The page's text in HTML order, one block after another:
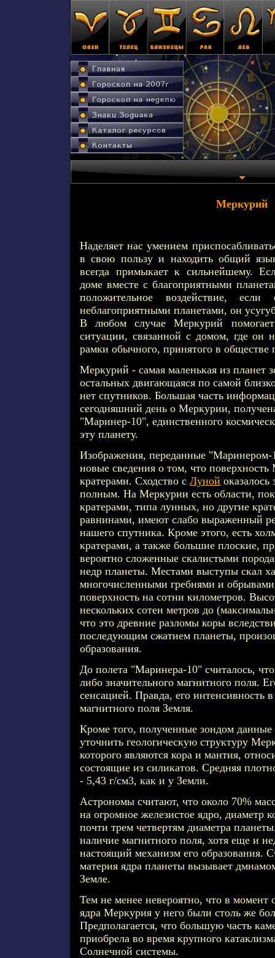
Меркурий
Hаделяет нас умением
в свою пользу и находить общий
всегда примыкает к сильнейшему.
доме вместе с благоприятными
положительное воздействие,
неблагоприятными планетами, он
В любом случае Меркурий
ситуации, связанной с домом, где он
рамки обычного, принятого в обществе
Меркурий - самая маленькая из планет
остальных двигающаяся по самой
нет спутников. Большая часть
сегодняшний день о Меркурии,
"Маринер-10", единственного
эту планету.
Изображения, переданные "Маринером-
новые сведения о том, что
кратерами. Сходство с Луной
полным. На Меркурии есть области,
кратерами, типа лунных, но другие
равнинами, имеют слабо выраженный
нашего спутника. Кроме этого, есть
кратерами, а также большие плоские,
вероятно сложенные скалистыми
недр планеты. Местами выступы скал
многочисленными гребнями и
поверхность на сотни километров.
нескольких сотен метров до
что это древние разломы коры
последующим сжатием планеты,
образования.
До полета "Маринера-10" считалось,
либо значительного магнитного поля.
сенсацией. Правда, его интенсивность
магнитного поля Земля.
Кроме того, полученные зондом
уточнить геологическую структуру
которого являются кора и мантия,
состоящие из силикатов. Средняя
- 5,43 г/см3, как и у Земли.
Астрономы считают, что около 70%
на огромное железистое ядро, диаметр
почти трем четвертям диаметра
наличие магнитного поля, хотя еще и
настоящий механизм его образования.
материя ядра планеты вызывает
Земле.
Тем не менее невероятно, что в момент
ядра Меркурия у него были столь же
Предполагается, что большую часть
приобрела во время крупного
Солнечной системы.